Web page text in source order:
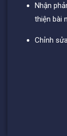
Nhận
thiện bài
Chỉnh